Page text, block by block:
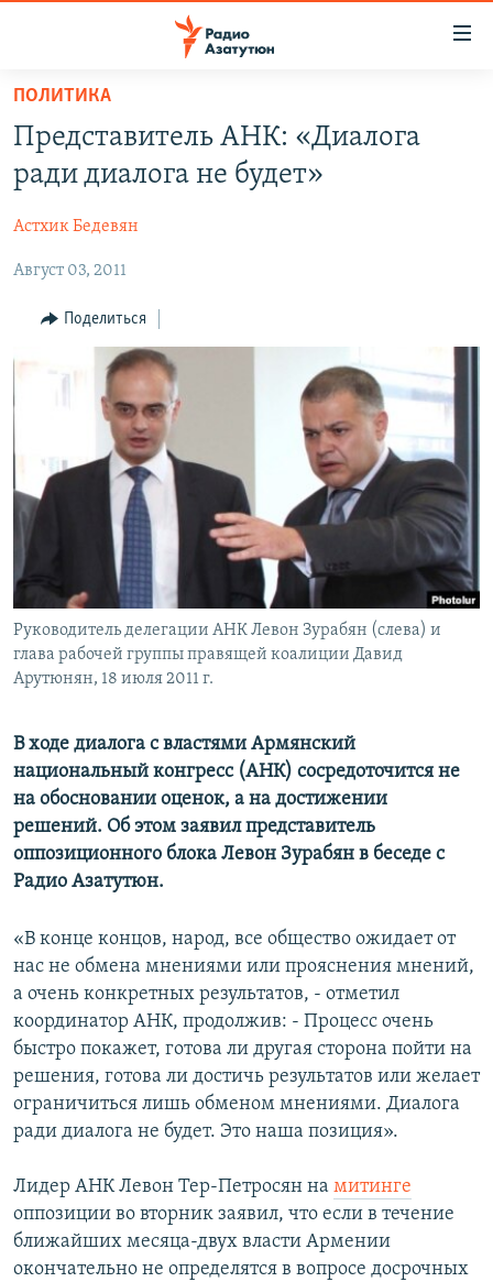
Перейти
основному
содержанию
Перейти
навигации
Перейти
поиску
НОВОСТИ
ПОЛИТИКА
ОБЩЕСТВО
ЭКОНОМИКА
РЕГИОН
НАГОРНЫЙ КАРАБАХ
КУЛЬТУРА
АРХИВ
Հայերեն
English
Русский
Все сайты Радио Азатутюн
ПОЛИТИКА
Представитель АНК: «Диалога
ради диалога не будет»
Астхик Бедевян
Август 03, 2011
Поделиться
Руководитель делегации АНК Левон Зурабян (слева) и
глава рабочей группы правящей коалиции Давид
Арутюнян, 18 июля 2011 г.
В ходе диалога с властями Армянский
национальный конгресс (АНК) сосредоточится не
на обосновании оценок, а на достижении
решений. Об этом заявил представитель
оппозиционного блока Левон Зурабян в беседе с
Радио Азатутюн.
«В конце концов, народ, все общество ожидает от
нас не обмена мнениями или прояснения мнений,
а очень конкретных результатов, - отметил
координатор АНК, продолжив: - Процесс очень
быстро покажет, готова ли другая сторона пойти на
решения, готова ли достичь результатов или желает
ограничиться лишь обменом мнениями. Диалога
ради диалога не будет. Это наша позиция».
Лидер АНК Левон Тер-Петросян на митинге
оппозиции во вторник заявил, что если в течение
ближайших месяца-двух власти Армении
окончательно не определятся в вопросе досрочных